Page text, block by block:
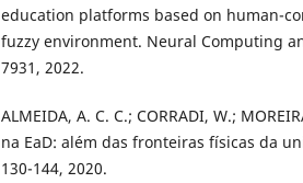
education platforms based on human-
fuzzy environment. Neural Computing
7931, 2022.
ALMEIDA, A. C. C.; CORRADI, W.;
na EaD: além das fronteiras físicas da
130-144, 2020.